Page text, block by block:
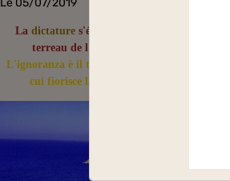
Le 05/07/2019
Ladictature s'épanouit sur le
terreau de l'
L'ignoranza è il terreno fertile su
cui fiorisce la dittatura.